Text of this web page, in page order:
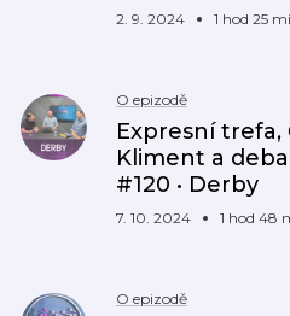
2. 9. 2024 1 hod 25
O epizodě
Expresní trefa,
Kliment a
#120 • Derby
7. 10. 2024 1 hod 48
O epizodě